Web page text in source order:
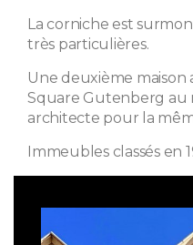
La corniche est
très particulières.
Une deuxième
Square Gutenberg au
architecte pour la
Immeubles classés en